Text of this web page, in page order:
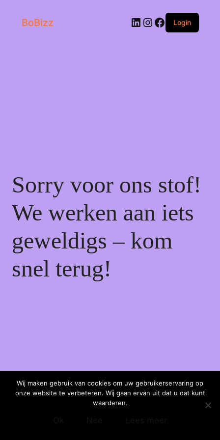
BoBizz LinkedIn
Instagram
Facebook
Login
Sorry voor ons stof!
We werken aan iets
geweldigs – kom
snel terug!
Wij maken gebruik van cookies om uw gebruikerservaring op
onze website te verbeteren. Wij gaan ervan uit dat u dat kunt
waarderen.